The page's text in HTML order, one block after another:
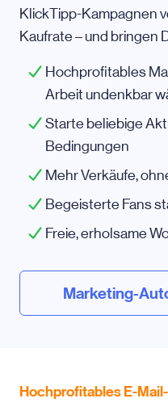
KlickTipp-Kampagnen
Kaufrate – und bringen
Hochprofitables
Arbeit undenkbar
Starte beliebige
Bedingungen
Mehr Verkäufe,
Begeisterte Fans
Freie, erholsame
Marketing-
Hochprofitables E-